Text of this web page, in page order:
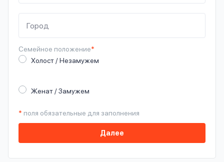
Семейное положение*
Холост / Незамужем
Женат / Замужем
* поля обязательные для заполнения
Далее